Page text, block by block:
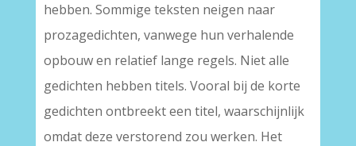
hebben. Sommige teksten neigen naar
prozagedichten, vanwege hun verhalende
opbouw en relatief lange regels. Niet alle
gedichten hebben titels. Vooral bij de korte
gedichten ontbreekt een titel, waarschijnlijk
omdat deze verstorend zou werken. Het